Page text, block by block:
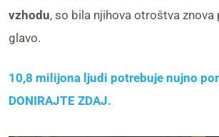
vzhodu, so bila njihova otroštva znova
glavo.
10,8 milijona ljudi potrebuje nujno
DONIRAJTE ZDAJ.